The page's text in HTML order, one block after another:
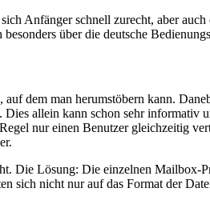
Anfänger schnell zurecht, aber
über die deutsche
dem man herumstöbern kann.
allein kann schon sehr
nur einen Benutzer gleichzeitig
Die Lösung: Die einzelnen
sich nicht nur auf das Format der